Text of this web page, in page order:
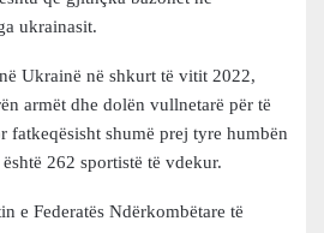
ukrainasit.
Ukrainë në shkurt të vitit 2022,
armët dhe dolën vullnetarë për të
fatkeqësisht shumë prej tyre humbën
262 sportistë të vdekur.
e Federatës Ndërkombëtare të